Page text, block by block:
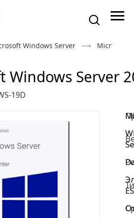
Windows Server Microsoft
Windows Server
19D